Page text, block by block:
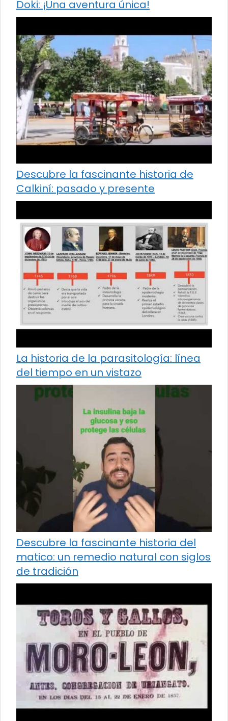
Doki: ¡Una aventura única!
Descubre la fascinante historia de
Calkiní: pasado y presente
La historia de la parasitología: línea
del tiempo en un vistazo
Descubre la fascinante historia del
matico: un remedio natural con siglos
de tradición